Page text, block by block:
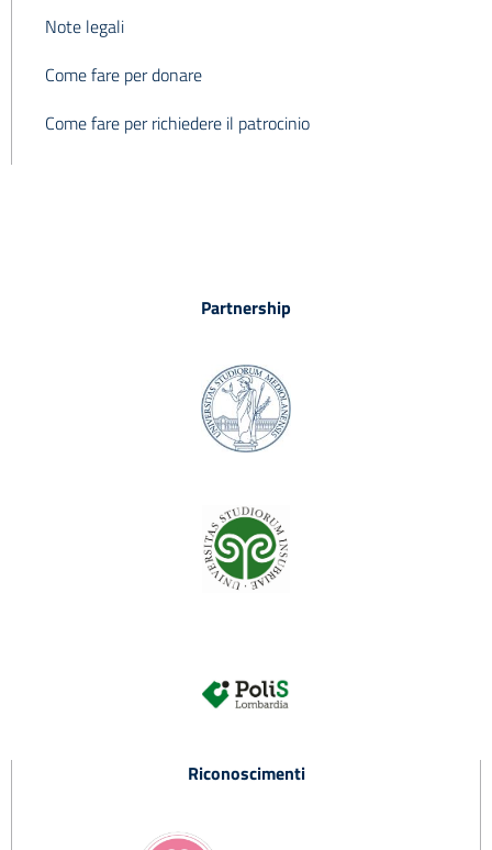
Note legali
Come fare per donare
Come fare per richiedere il patrocinio
Partnership
Riconoscimenti